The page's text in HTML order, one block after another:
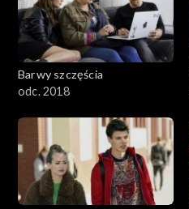
Barwy szczęścia
odc. 2018